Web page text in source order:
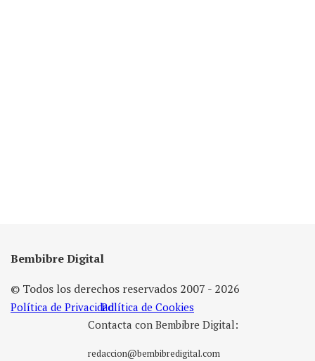
Bembibre Digital
© Todos los derechos reservados 2007 - 2026
Política de PrivacidadPolítica de Cookies
Contacta con Bembibre Digital:
redaccion@bembibredigital.com